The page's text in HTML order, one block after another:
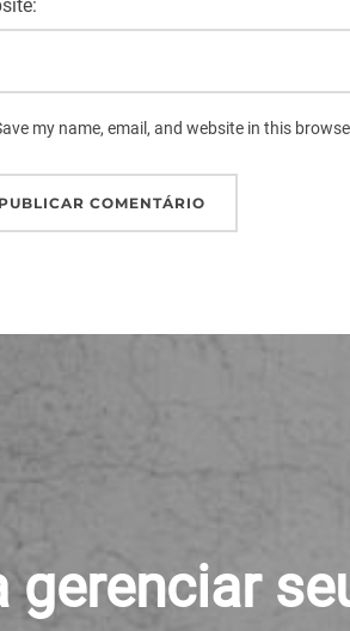
my name, email, and website in this
gerenciar